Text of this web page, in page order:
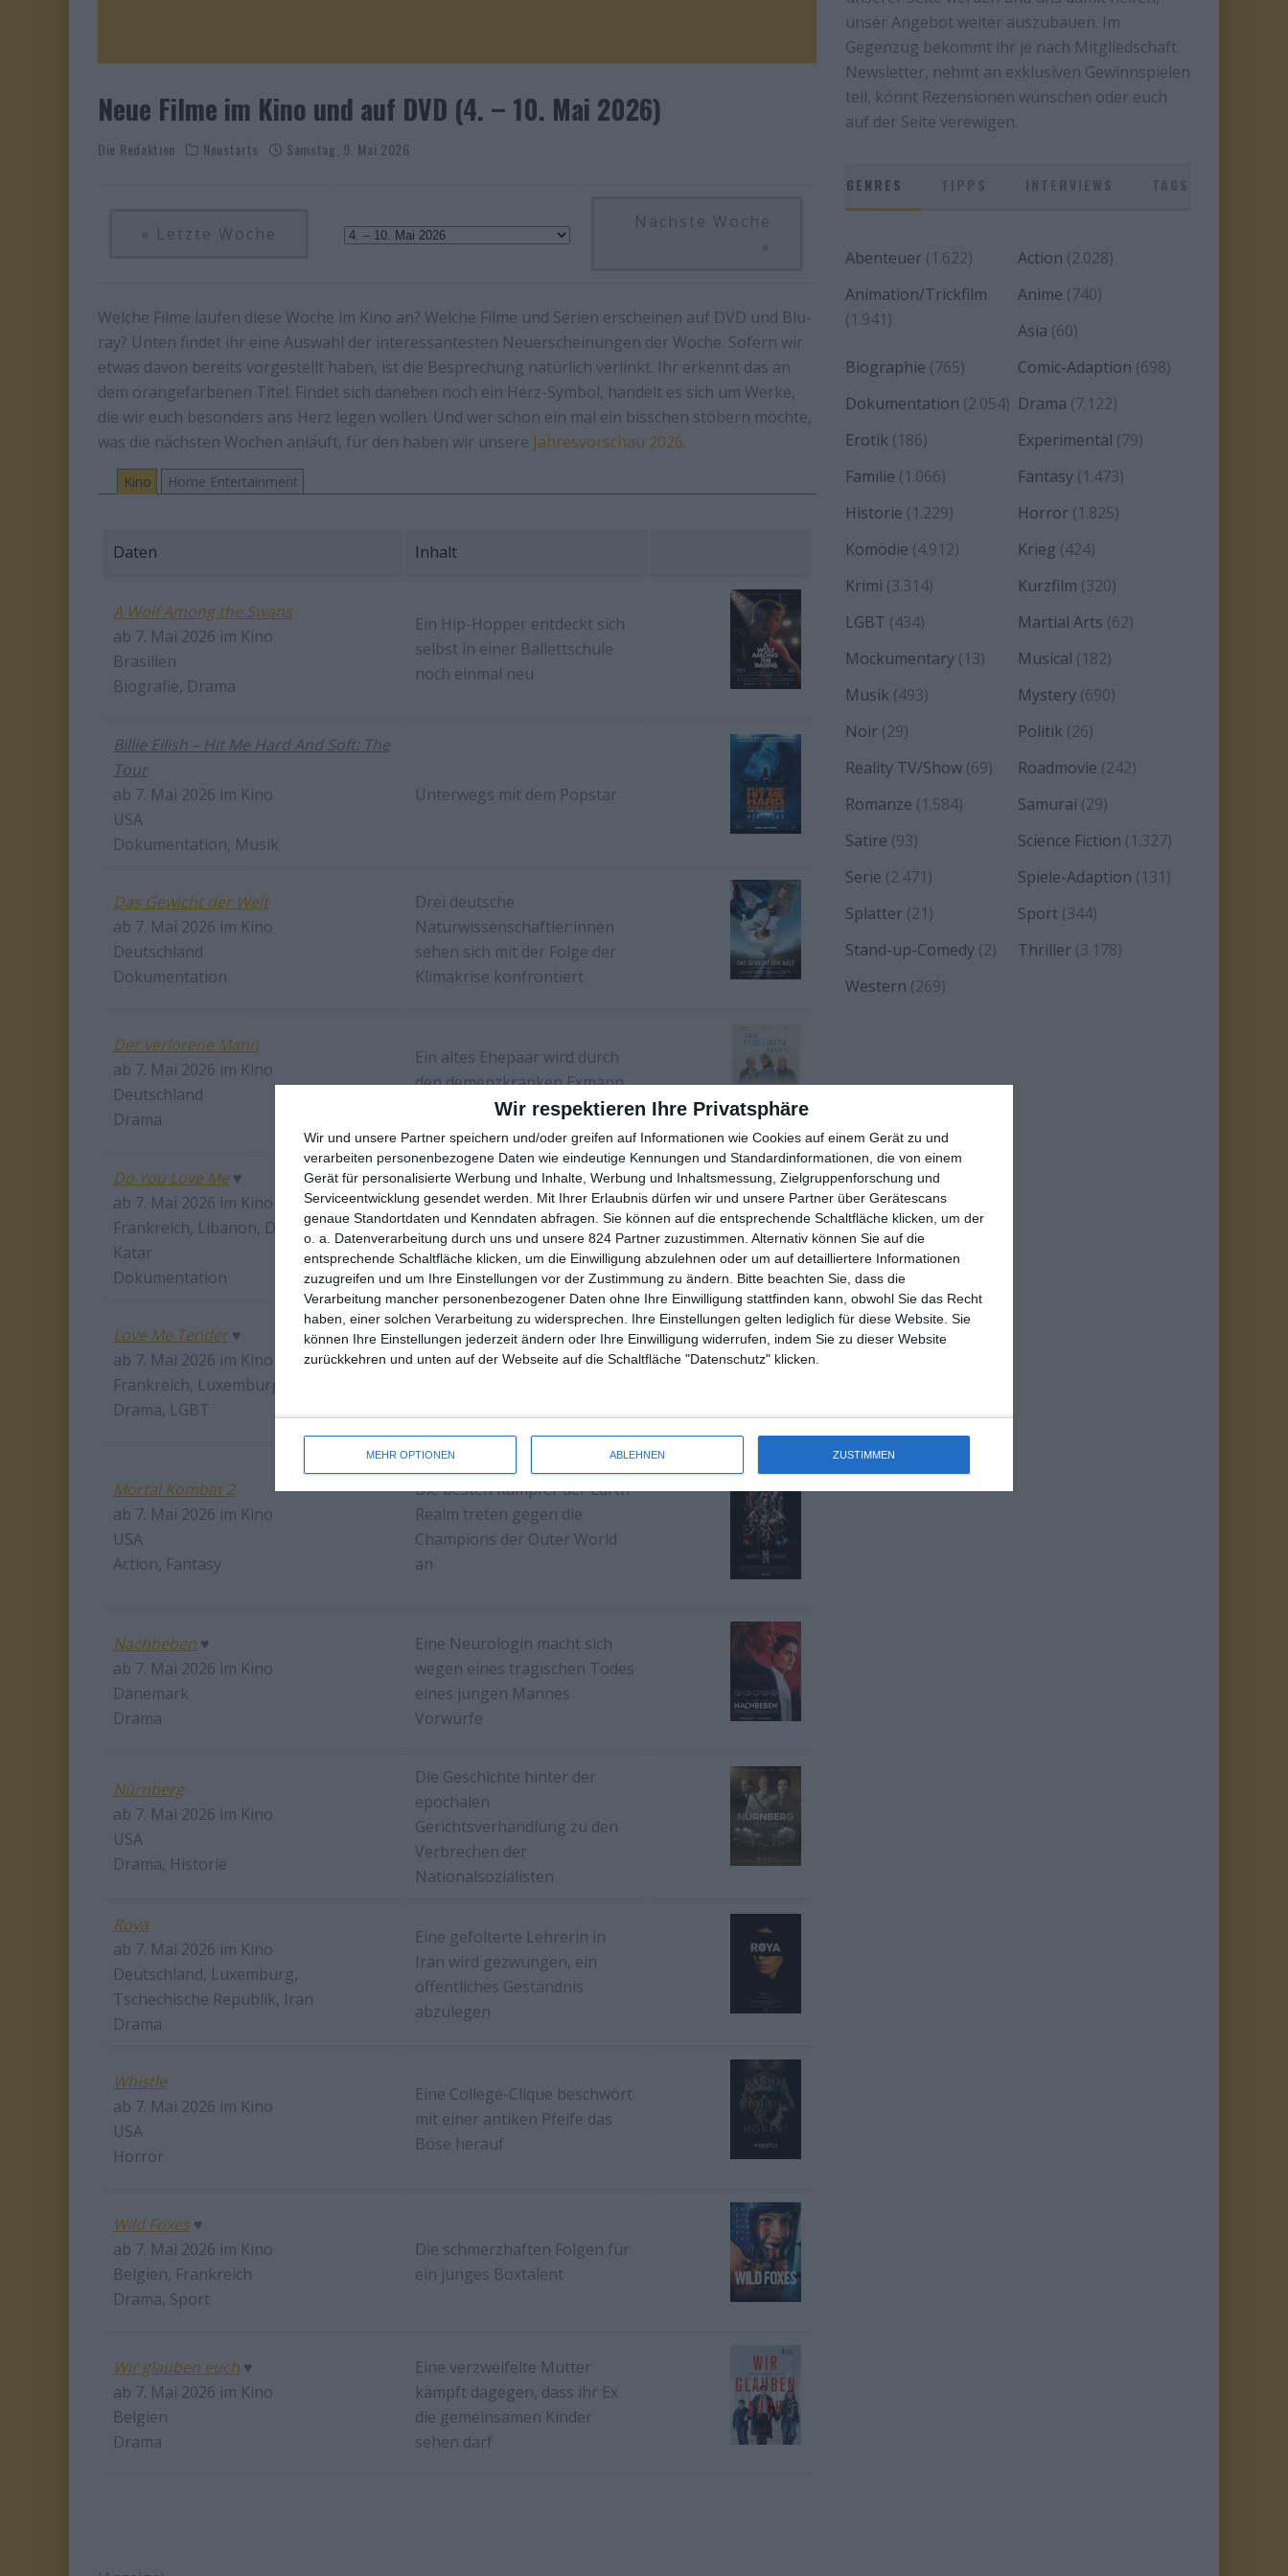
Wir respektieren Ihre Privatsphäre
Wir und unsere Partner speichern und/oder greifen auf Informationen wie Cookies auf einem Gerät zu und
verarbeiten personenbezogene Daten wie eindeutige Kennungen und Standardinformationen, die von einem
Gerät für personalisierte Werbung und Inhalte, Werbung und Inhaltsmessung, Zielgruppenforschung und
Serviceentwicklung gesendet werden.
Mit Ihrer Erlaubnis dürfen wir und unsere Partner über Gerätescans
genaue Standortdaten und Kenndaten abfragen. Sie können auf die entsprechende Schaltfläche klicken, um der
o. a. Datenverarbeitung durch uns und unsere 824 Partner zuzustimmen. Alternativ können Sie auf die
entsprechende Schaltfläche klicken, um die Einwilligung abzulehnen oder um auf detailliertere Informationen
zuzugreifen und um Ihre Einstellungen vor der Zustimmung zu ändern.
Bitte beachten Sie, dass die
Verarbeitung mancher personenbezogener Daten ohne Ihre Einwilligung stattfinden kann, obwohl Sie das Recht
haben, einer solchen Verarbeitung zu widersprechen. Ihre Einstellungen gelten lediglich für diese Website. Sie
können Ihre Einstellungen jederzeit ändern oder Ihre Einwilligung widerrufen, indem Sie zu dieser Website
zurückkehren und unten auf der Webseite auf die Schaltfläche "Datenschutz" klicken.
MEHR OPTIONEN ABLEHNEN ZUSTIMMEN
Neue Filme im Kino und auf DVD (4. – 10. Mai 2026)
Die Redaktion Neustarts Samstag, 9. Mai 2026
« Letzte Woche
Nächste Woche
»
Welche Filme laufen diese Woche im Kino an? Welche Filme und Serien erscheinen auf DVD und Blu-
ray? Unten findet ihr eine Auswahl der interessantesten Neuerscheinungen der Woche. Sofern wir
etwas davon bereits vorgestellt haben, ist die Besprechung natürlich verlinkt. Ihr erkennt das an
dem orangefarbenen Titel. Findet sich daneben noch ein Herz-Symbol, handelt es sich um Werke,
die wir euch besonders ans Herz legen wollen. Und wer schon ein mal ein bisschen stöbern möchte,
was die nächsten Wochen anläuft, für den haben wir unsere Jahresvorschau 2026.
Kino Home Entertainment
Daten Inhalt
A Wolf Among the Swans
ab 7. Mai 2026 im Kino
Brasilien
Biografie, Drama
Ein Hip-Hopper entdeckt sich
selbst in einer Ballettschule
noch einmal neu
Billie Eilish – Hit Me Hard And Soft: The
Tour
ab 7. Mai 2026 im Kino
USA
Dokumentation, Musik
Unterwegs mit dem Popstar
Das Gewicht der Welt
ab 7. Mai 2026 im Kino
Deutschland
Dokumentation
Drei deutsche
Naturwissenschaftler:innen
sehen sich mit der Folge der
Klimakrise konfrontiert
Der verlorene Mann
ab 7. Mai 2026 im Kino
Deutschland
Drama
Ein altes Ehepaar wird durch
den demenzkranken Exmann
durcheinandergewirbelt
Do You Love Me♥
ab 7. Mai 2026 im Kino
Frankreich, Libanon, Deutschland,
Katar
Dokumentation
Eine filmische Liebeserklärung
an die libanesische Hauptstadt
Beirut
Love Me Tender♥
ab 7. Mai 2026 im Kino
Frankreich, Luxemburg
Drama, LGBT
Eine Frau muss nach ihrem
Mortal Kombat 2
ab 7. Mai 2026 im Kino
USA
Action, Fantasy
Die besten Kämpfer der Earth
Realm treten gegen die
Champions der Outer World
an
Nachbeben ♥
ab 7. Mai 2026 im Kino
Dänemark
Drama
Eine Neurologin macht sich
wegen eines tragischen Todes
eines jungen Mannes
Vorwürfe
Nürnberg
ab 7. Mai 2026 im Kino
USA
Drama, Historie
Die Geschichte hinter der
epochalen
Gerichtsverhandlung zu den
Verbrechen der
Nationalsozialisten
Roya
ab 7. Mai 2026 im Kino
Deutschland, Luxemburg,
Tschechische Republik, Iran
Drama
Eine gefolterte Lehrerin in
Iran wird gezwungen, ein
öffentliches Geständnis
abzulegen
Whistle
ab 7. Mai 2026 im Kino
USA
Horror
Eine College-Clique beschwört
mit einer antiken Pfeife das
Böse herauf
Wild Foxes ♥
ab 7. Mai 2026 im Kino
Belgien, Frankreich
Drama, Sport
Die schmerzhaften Folgen für
ein junges Boxtalent
Wir glauben euch ♥
ab 7. Mai 2026 im Kino
Belgien
Drama
Eine verzweifelte Mutter
kämpft dagegen, dass ihr Ex
die gemeinsamen Kinder
sehen darf
unser Angebot weiter auszubauen. Im
Gegenzug bekommt ihr je nach Mitgliedschaft
Newsletter, nehmt an exklusiven Gewinnspielen
teil, könnt Rezensionen wünschen oder euch
auf der Seite verewigen.
GENRES
Abenteuer (1.622) Action (2.028)
Animation/Trickfilm
(1.941)
Anime (740)
Asia (60)
Biographie (765) Comic-Adaption (698)
Dokumentation (2.054) Drama (7.122)
Erotik (186) Experimental (79)
Familie (1.066) Fantasy(1.473)
Historie (1.229) Horror(1.825)
Komödie (4.912) Krieg (424)
Krimi (3.314) Kurzfilm (320)
LGBT (434) Martial Arts (62)
Mockumentary (13) Musical (182)
Musik (493) Mystery(690)
Noir (29) Politik (26)
Reality TV/Show (69) Roadmovie (242)
Romanze (1.584) Samurai (29)
Satire (93) Science Fiction (1.327)
Serie (2.471) Spiele-Adaption (131)
Splatter (21) Sport(344)
Stand-up-Comedy (2) Thriller(3.178)
Western (269)